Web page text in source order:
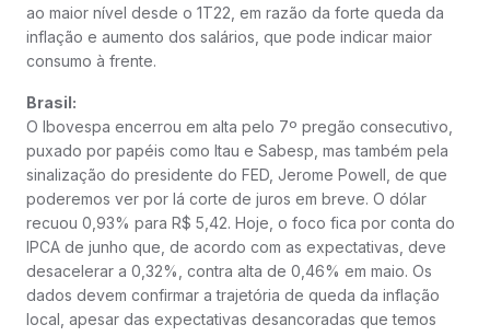
ao maior nível desde o 1T22, em razão da forte queda da
inflação e aumento dos salários, que pode indicar maior
consumo à frente.
Brasil:
O Ibovespa encerrou em alta pelo 7º pregão consecutivo,
puxado por papéis como Itau e Sabesp, mas também pela
sinalização do presidente do FED, Jerome Powell, de que
poderemos ver por lá corte de juros em breve. O dólar
recuou 0,93% para R$ 5,42. Hoje, o foco fica por conta do
IPCA de junho que, de acordo com as expectativas, deve
desacelerar a 0,32%, contra alta de 0,46% em maio. Os
dados devem confirmar a trajetória de queda da inflação
local, apesar das expectativas desancoradas que temos